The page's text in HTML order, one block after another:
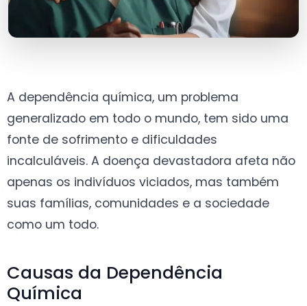
A dependência química, um problema
generalizado em todo o mundo, tem sido uma
fonte de sofrimento e dificuldades
incalculáveis. A doença devastadora afeta não
apenas os indivíduos viciados, mas também
suas famílias, comunidades e a sociedade
como um todo.
Causas da Dependência
Química